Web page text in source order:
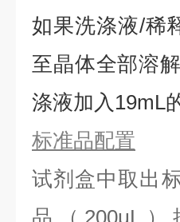
如果洗涤液/稀
⾄晶体全部溶
涤液加入19mL
标准品配置
试剂盒中取出
品（200μL